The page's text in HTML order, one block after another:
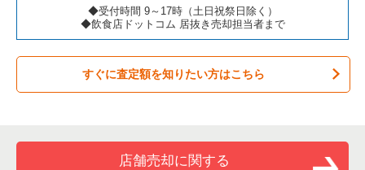
カラオケ・パブ・スナックの居抜き売却物件の案件一覧
バーの居抜き売却物件の案件一覧
居酒屋・ダイニングバーの居抜き売却物件の案件一覧
板橋区の飲食店の居抜き売却物件の案件一覧
台東区の飲食店の居抜き売却物件の案件一覧
練馬区の飲食店の居抜き売却物件の案件一覧
東京23区のカフェの居抜き売却物件の案件一覧
東京23区のテイクアウトの居抜き売却物件の案件一覧
東京23区のお弁当・惣菜・デリの居抜き売却物件の案件一覧
東京23区のバーの居抜き売却物件の案件一覧
世田谷区のカフェの居抜き売却物件の案件一覧
世田谷区のテイクアウトの居抜き売却物件の案件一覧
世田谷区のお弁当・惣菜・デリの居抜き売却物件の案件一覧
世田谷区のバーの居抜き売却物件の案件一覧
◆受付時間 9～17時（土日祝祭日除く）
◆飲食店ドットコム 居抜き売却担当者まで
すぐに査定額を知りたい方はこちら
店舗売却に関する